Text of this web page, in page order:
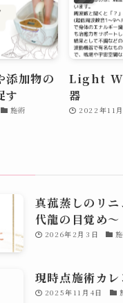
添加物の
す
施術
Light
器
2022年11
真菰蒸しのリ
代龍の目覚め～
2026年2月3日
現時点施術カレ
2025年11月4日